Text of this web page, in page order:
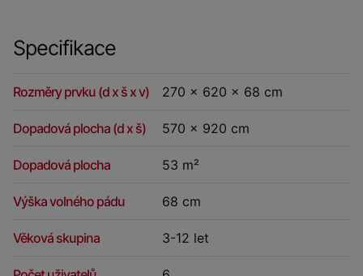
Specifikace
Rozměry prvku (d x š x v) 270 x 620 x 68 cm
Dopadová plocha (d x š) 570 x 920 cm
Dopadová plocha 53 m²
Výška volného pádu 68 cm
Věková skupina 3-12 let